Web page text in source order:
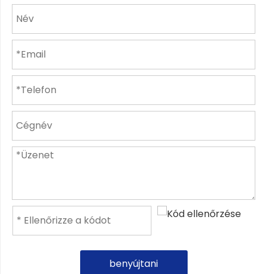
benyújtani